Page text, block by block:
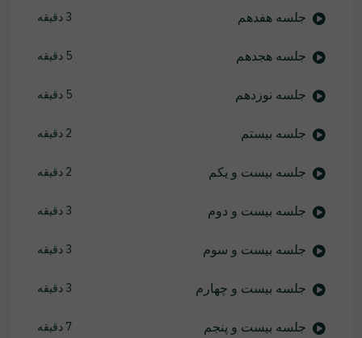
جلسه هفدهم 3 دقیقه
جلسه هجدهم 5 دقیقه
جلسه نوزدهم 5 دقیقه
جلسه بیستم 2 دقیقه
جلسه بیست و یکم 2 دقیقه
جلسه بیست و دوم 3 دقیقه
جلسه بیست و سوم 3 دقیقه
جلسه بیست و چهارم 3 دقیقه
جلسه بیست و پنجم 7 دقیقه